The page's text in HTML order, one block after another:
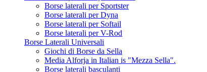
Borse laterali per Sportster
Borse laterali per Dyna
Borse laterali per Softail
Borse laterali per V-Rod
Borse Laterali Universali
Giochi di Borse da Sella
Media Alforja in Italian is "Mezza Sella".
Borse laterali basculanti